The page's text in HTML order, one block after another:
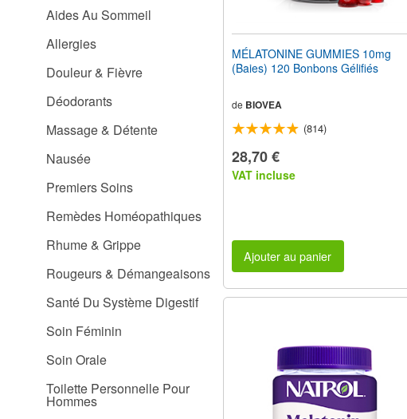
Appuyez
d'accessibilité.
Aides Au Sommeil
Allergies
Douleur & Fièvre
Déodorants
Massage & Détente
Nausée
Premiers Soins
Remèdes Homéopathiques
Rhume & Grippe
Rougeurs & Démangeaisons
Santé Du Système Digestif
Soin Féminin
Soin Orale
Toilette Personnelle Pour
Hommes
MÉLATONINE GUMMIES 10mg
(Baies) 120 Bonbons Gélifiés
de BIOVEA
(814)
28,70 €
VAT incluse
Ajouter au panier